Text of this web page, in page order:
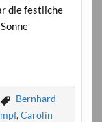
die festliche
Bernhard
,Carolin